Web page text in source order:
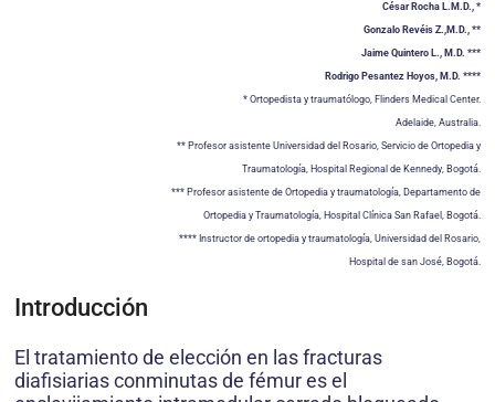
César Rocha L.M.D., *
Gonzalo Revéis Z.,M.D., **
Jaime Quintero L., M.D. ***
Rodrigo Pesantez Hoyos, M.D. ****
* Ortopedista y traumatólogo, Flinders Medical Center.
Adelaide, Australia.
** Profesor asistente Universidad del Rosario, Servicio de Ortopedia y
Traumatología, Hospital Regional de Kennedy, Bogotá.
*** Profesor asistente de Ortopedia y traumatología, Departamento de
Ortopedia y Traumatología, Hospital Clínica San Rafael, Bogotá.
**** Instructor de ortopedia y traumatología, Universidad del Rosario,
Hospital de san José, Bogotá.
Introducción
El tratamiento de elección en las fracturas
diafisiarias conminutas de fémur es el